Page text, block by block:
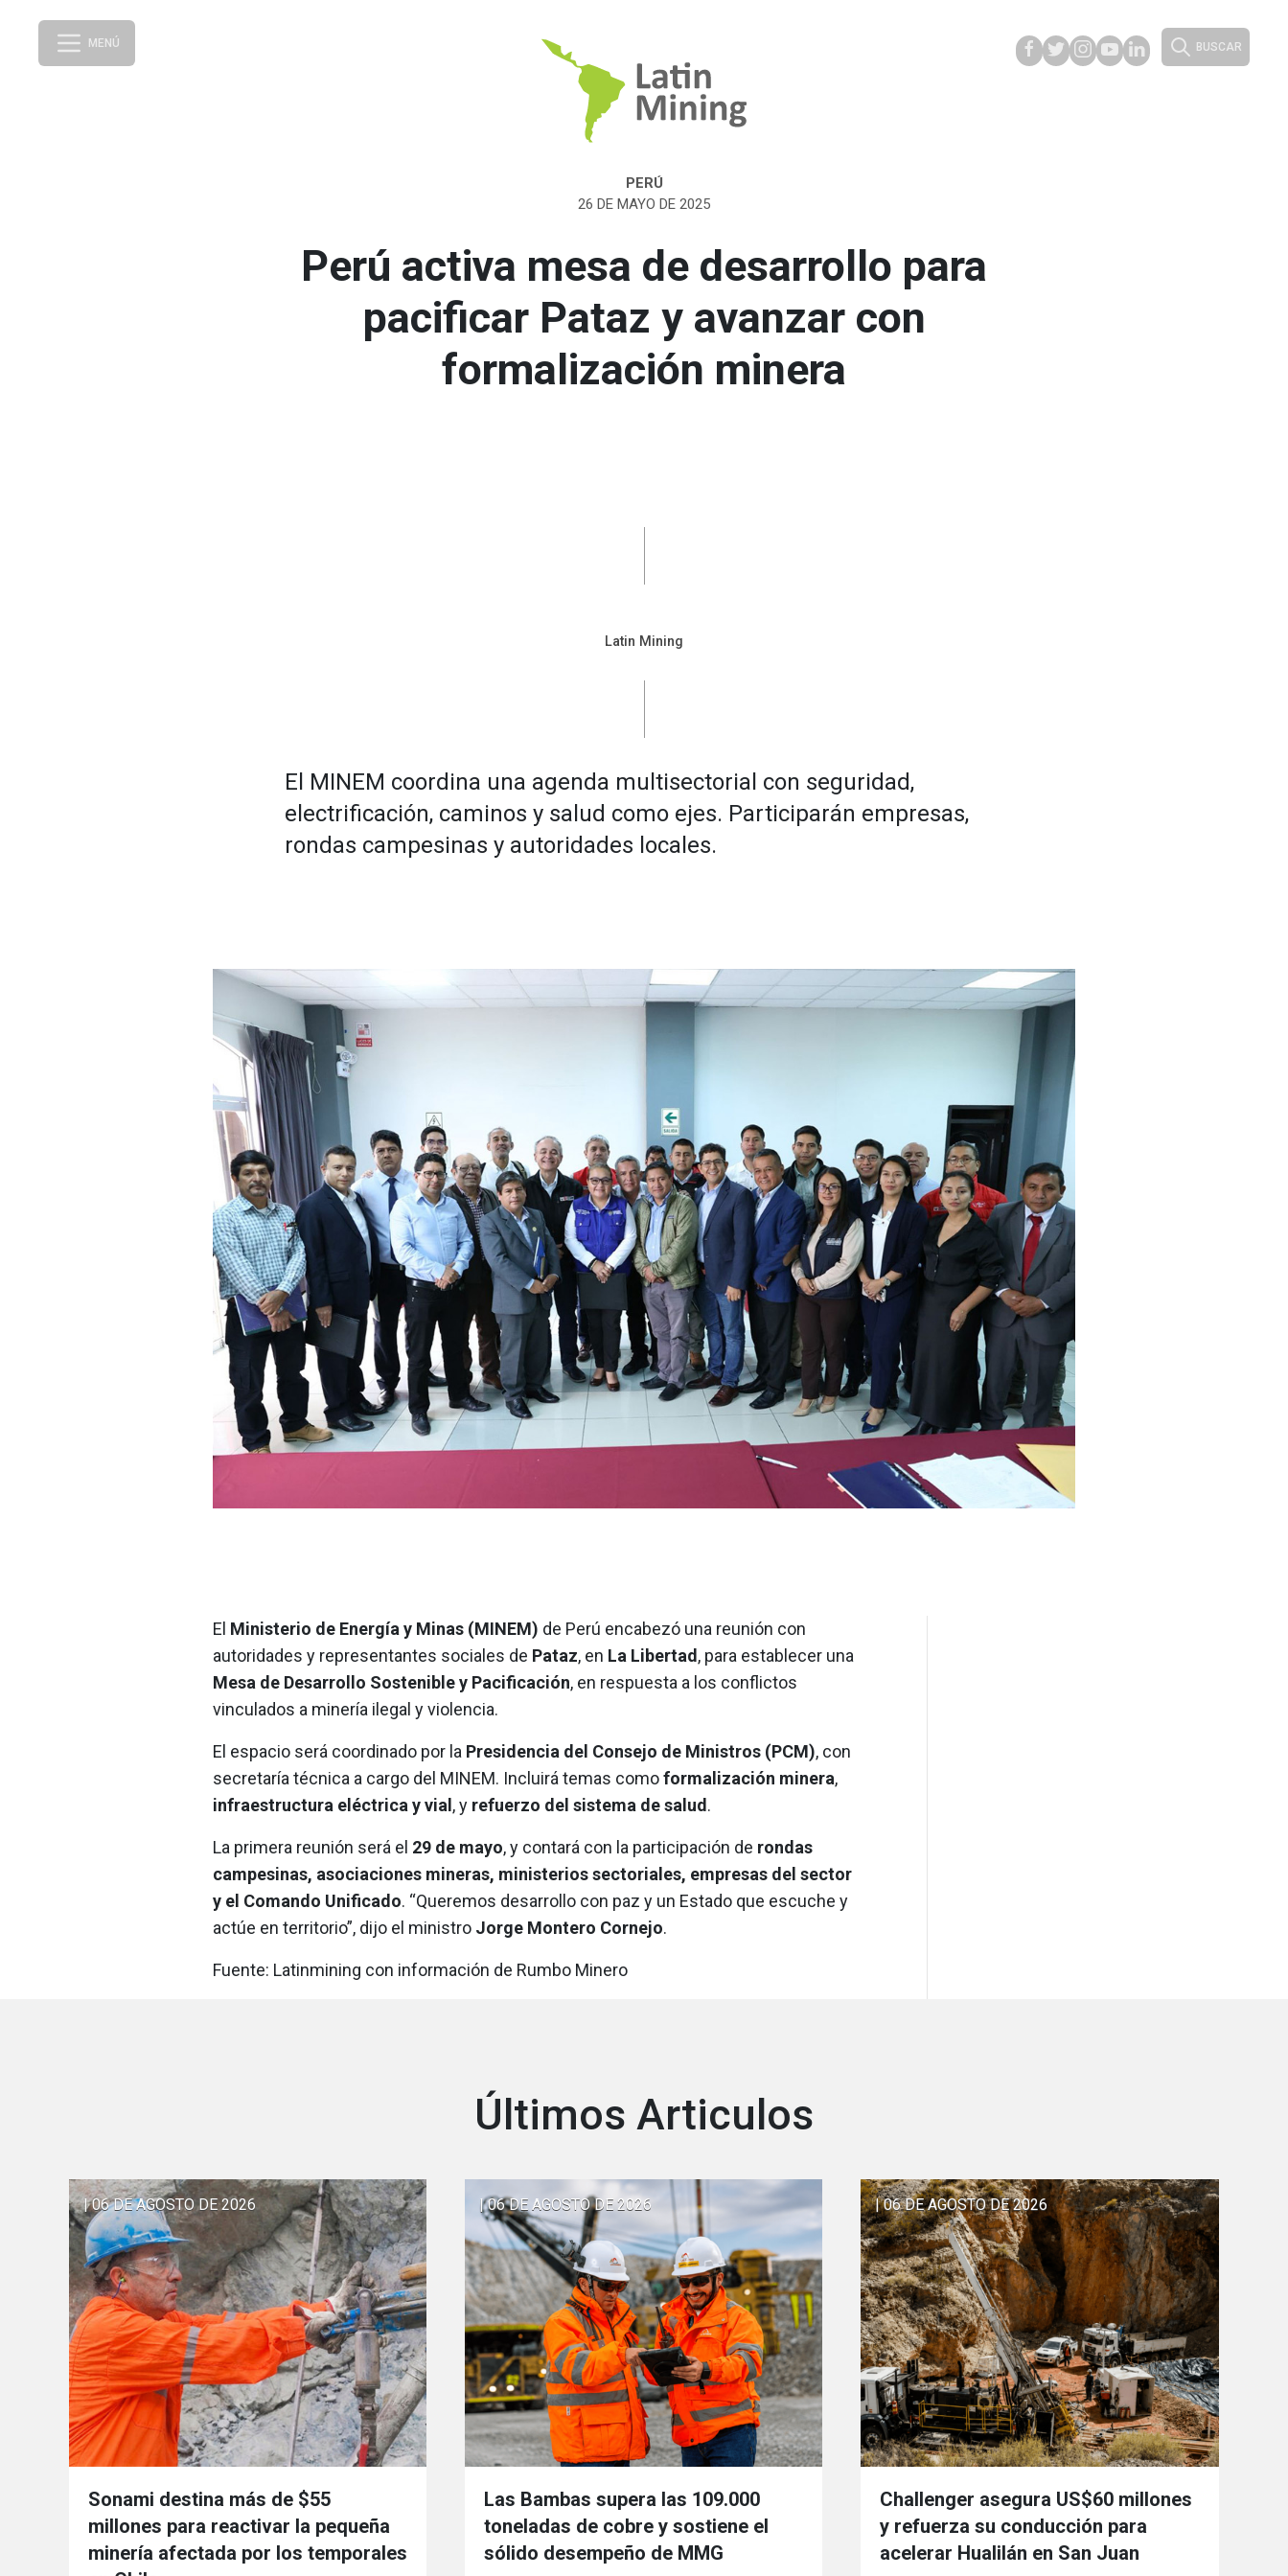
MENÚ BUSCAR
PERÚ
26 DE MAYO DE 2025
Perú activa mesa de desarrollo para
pacificar Pataz y avanzar con
formalización minera
Latin Mining
El MINEM coordina una agenda multisectorial con seguridad,
electrificación, caminos y salud como ejes. Participarán empresas,
rondas campesinas y autoridades locales.
El Ministerio de Energía y Minas (MINEM) de Perú encabezó una reunión con
autoridades y representantes sociales de Pataz, en La Libertad, para establecer una
Mesa de Desarrollo Sostenible y Pacificación, en respuesta a los conflictos
vinculados a minería ilegal y violencia.
El espacio será coordinado por la Presidencia del Consejo de Ministros (PCM), con
secretaría técnica a cargo del MINEM. Incluirá temas comoformalización minera,
infraestructura eléctrica y vial, y refuerzo del sistema de salud.
La primera reunión será el 29 de mayo, y contará con la participación de rondas
campesinas, asociaciones mineras, ministerios sectoriales, empresas del sector
y el Comando Unificado. “Queremos desarrollo con paz y un Estado que escuche y
actúe en territorio”, dijo el ministro Jorge Montero Cornejo.
Fuente: Latinmining con información de Rumbo Minero
Últimos Articulos
| 06 DE AGOSTO DE 2026
Sonami destina más de $55
millones para reactivar la pequeña
minería afectada por los temporales
| 06 DE AGOSTO DE 2026
Las Bambas supera las 109.000
toneladas de cobre y sostiene el
sólido desempeño de MMG
| 06 DE AGOSTO DE 2026
Challenger asegura US$60 millones
y refuerza su conducción para
acelerar Hualilán en San Juan